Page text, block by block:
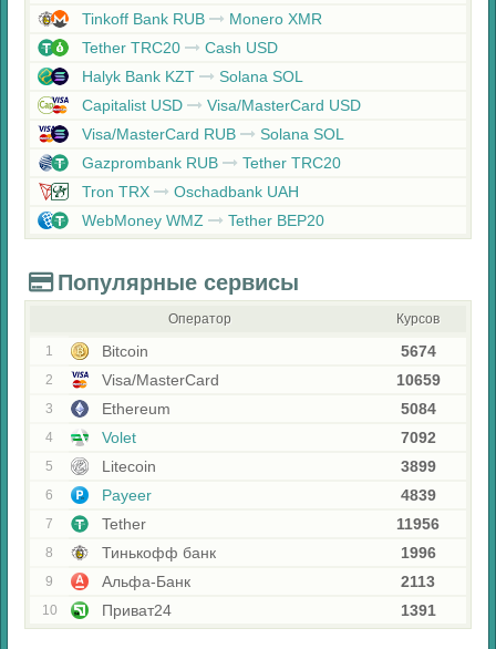
Tinkoff Bank RUB
Monero XMR
Tether TRC20
Cash USD
Halyk Bank KZT
Solana SOL
Capitalist USD
Visa/MasterCard USD
Visa/MasterCard RUB
Solana SOL
Gazprombank RUB
Tether TRC20
Tron TRX
Oschadbank UAH
WebMoney WMZ
Tether BEP20
Популярные сервисы
Оператор Курсов
1 Bitcoin 5674
2 Visa/MasterCard 10659
3 Ethereum 5084
4 Volet 7092
5 Litecoin 3899
6 Payeer 4839
7 Tether 11956
8 Тинькофф банк 1996
9 Альфа-Банк 2113
10 Приват24 1391